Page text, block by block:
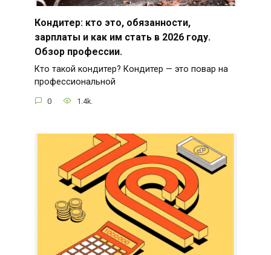
Кондитер: кто это, обязанности,
зарплаты и как им стать в 2026 году.
Обзор профессии.
Кто такой кондитер? Кондитер — это повар на
профессиональной
0 1.4k.